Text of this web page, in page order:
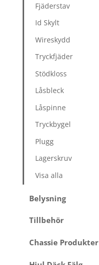
Fjäderstav
Id Skylt
Wireskydd
Tryckfjäder
Stödkloss
Låsbleck
Låspinne
Tryckbygel
Plugg
Lagerskruv
Visa alla
Belysning
Tillbehör
Chassie Produkter